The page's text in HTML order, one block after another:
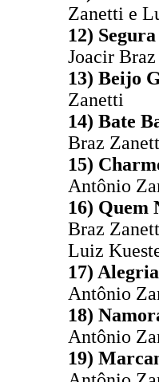
Zanetti e
12)
Joacir
13) Beijo
Zanetti
14) Bate
Braz
15)
Antônio
16) Quem
Braz
Luiz
17)
Antônio
18)
Antônio
19)